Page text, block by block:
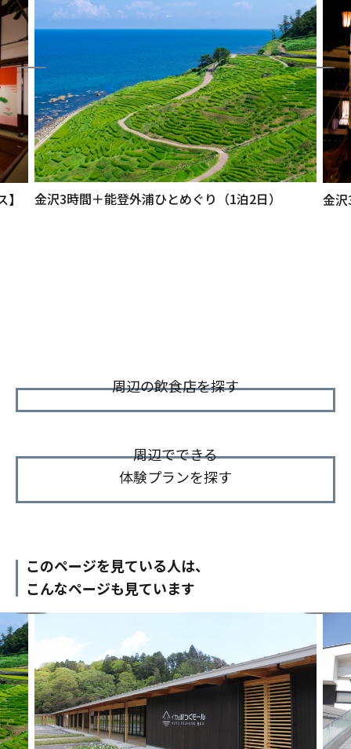
金沢3時間＋能登外浦ひとめぐり（1泊2日） 金
周辺の飲食店を探す
周辺でできる
体験プランを探す
このページを見ている人は、
こんなページも見ています